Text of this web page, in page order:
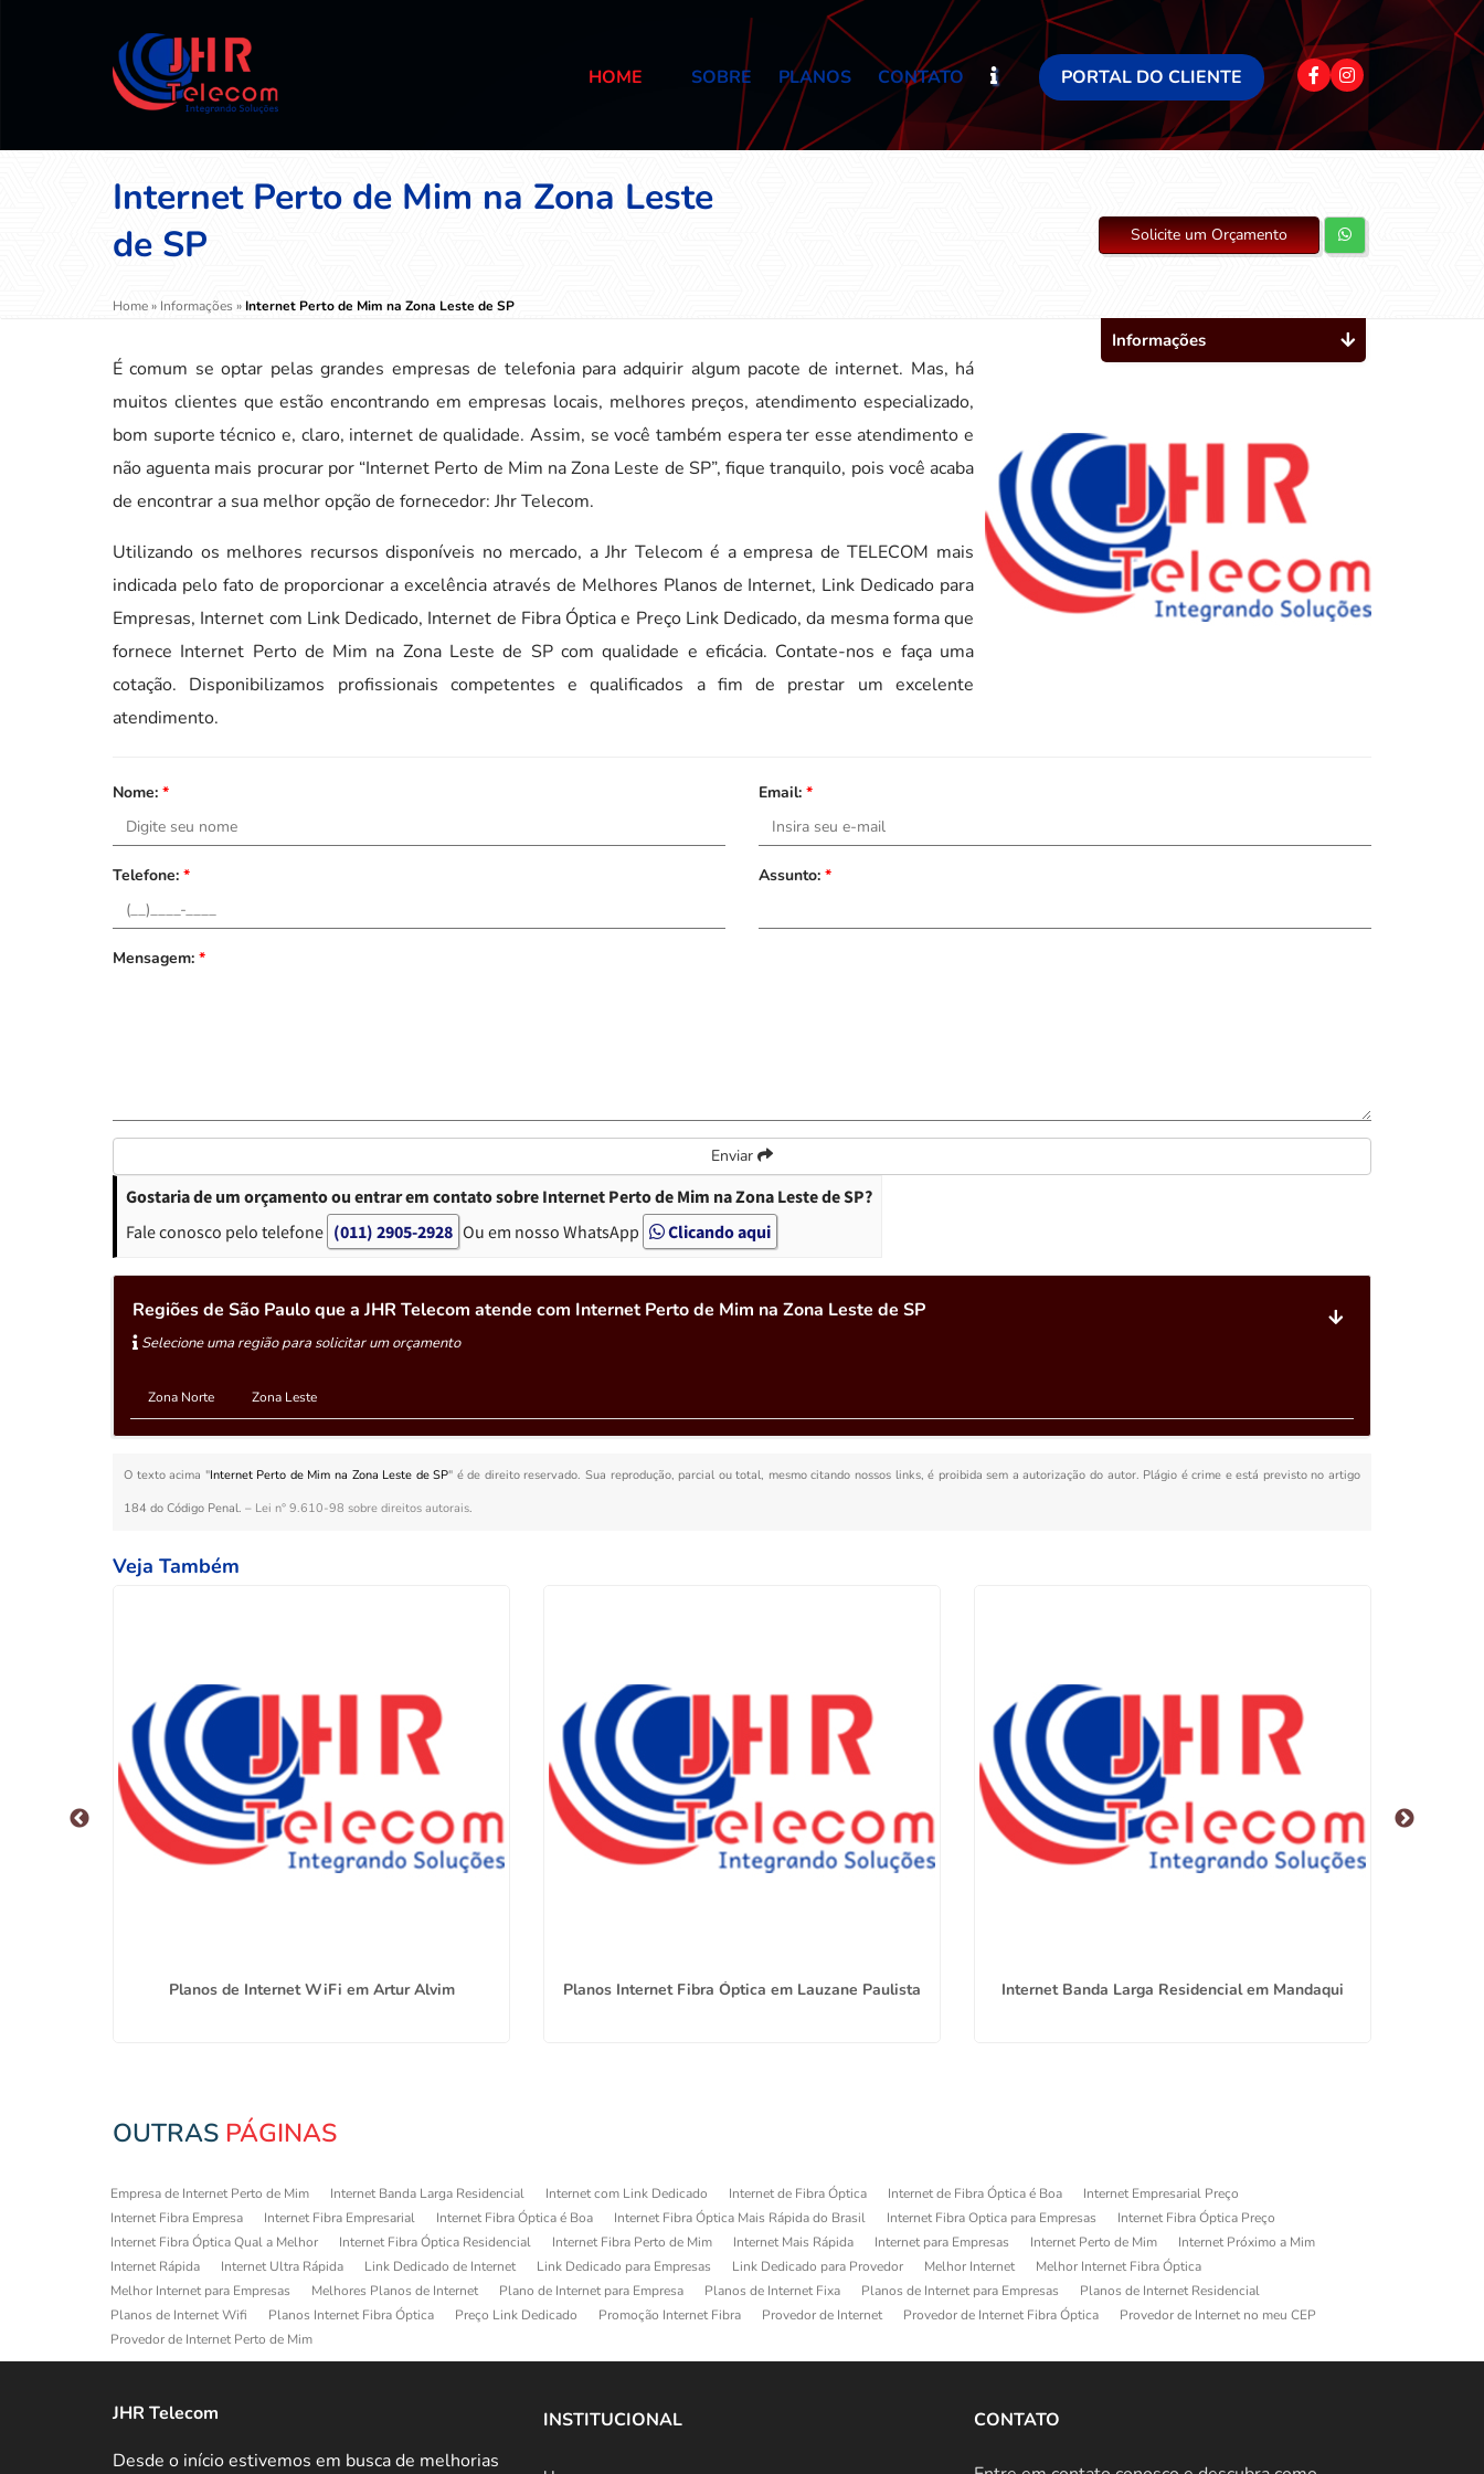
HOME SOBRE PLANOS CONTATO PORTAL DO CLIENTE
Internet Perto de Mim na Zona Leste
de SP
Home» Informações »Internet Perto de Mim na Zona Leste de SP
Solicite um Orçamento
É comum se optar pelas grandes empresas de telefonia para adquirir algum pacote de internet. Mas, há
muitos clientes que estão encontrando em empresas locais, melhores preços, atendimento especializado,
bom suporte técnico e, claro, internet de qualidade. Assim, se você também espera ter esse atendimento e
não aguenta mais procurar por “Internet Perto de Mim na Zona Leste de SP”, fique tranquilo, pois você acaba
de encontrar a sua melhor opção de fornecedor: Jhr Telecom.
Utilizando os melhores recursos disponíveis no mercado, a Jhr Telecom é a empresa de TELECOM mais
indicada pelo fato de proporcionar a excelência através de Melhores Planos de Internet, Link Dedicado para
Empresas, Internet com Link Dedicado, Internet de Fibra Óptica e Preço Link Dedicado, da mesma forma que
fornece Internet Perto de Mim na Zona Leste de SP com qualidade e eficácia. Contate-nos e faça uma
cotação. Disponibilizamos profissionais competentes e qualificados a fim de prestar um excelente
atendimento.
Nome: * Email: *
Telefone: * Assunto: *
Mensagem: *
Enviar
Gostaria de um orçamento ou entrar em contato sobre Internet Perto de Mim na Zona Leste de SP?
Fale conosco pelo telefone (011) 2905-2928 Ou em nosso WhatsApp Clicando aqui
Regiões de São Paulo que a JHR Telecom atende com Internet Perto de Mim na Zona Leste de SP
Selecione uma região para solicitar um orçamento
Zona Norte Zona Leste
O texto acima "Internet Perto de Mim na Zona Leste de SP" é de direito reservado. Sua reprodução, parcial ou total, mesmo citando nossos links, é proibida sem a autorização do autor. Plágio é crime e está previsto no artigo
184 do Código Penal. – Lei n° 9.610-98 sobre direitos autorais.
Informações
Veja Também
Planos de Internet WiFi em Artur Alvim Planos Internet Fibra Óptica em Lauzane Paulista Internet Banda Larga Residencial em Mandaqui
OUTRAS PÁGINAS
Empresa de Internet Perto de Mim Internet Banda Larga Residencial Internet com Link Dedicado Internet de Fibra Óptica Internet de Fibra Óptica é Boa
Internet Empresarial Preço
Internet Fibra Empresa
Internet Fibra Empresarial Internet Fibra Óptica é Boa Internet Fibra Óptica Mais Rápida do Brasil Internet Fibra Optica para Empresas
Internet Fibra Óptica Preço
Internet Fibra Óptica Qual a Melhor
Internet Fibra Óptica Residencial Internet Fibra Perto de Mim Internet Mais Rápida Internet para Empresas Internet Perto de Mim
Internet Próximo a Mim
Internet Rápida
Internet Ultra Rápida Link Dedicado de Internet Link Dedicado para Empresas Link Dedicado para Provedor Melhor Internet
Melhor Internet Fibra Óptica
Melhor Internet para Empresas
Melhores Planos de Internet Plano de Internet para Empresa Planos de Internet Fixa Planos de Internet para Empresas
Planos de Internet Residencial
Planos de Internet Wifi
Planos Internet Fibra Óptica Preço Link Dedicado Promoção Internet Fibra Provedor de Internet Provedor de Internet Fibra Óptica
Provedor de Internet no meu CEP
Provedor de Internet Perto de Mim
JHR Telecom
Desde o início estivemos em busca de melhorias
INSTITUCIONAL CONTATO